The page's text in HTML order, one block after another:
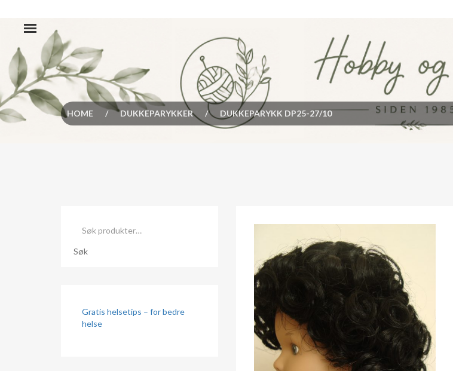
HOME / DUKKEPARYKKER / DUKKEPARYKK DP25-27/10
etter:
Søk
Gratis helsetips – for bedre
helse